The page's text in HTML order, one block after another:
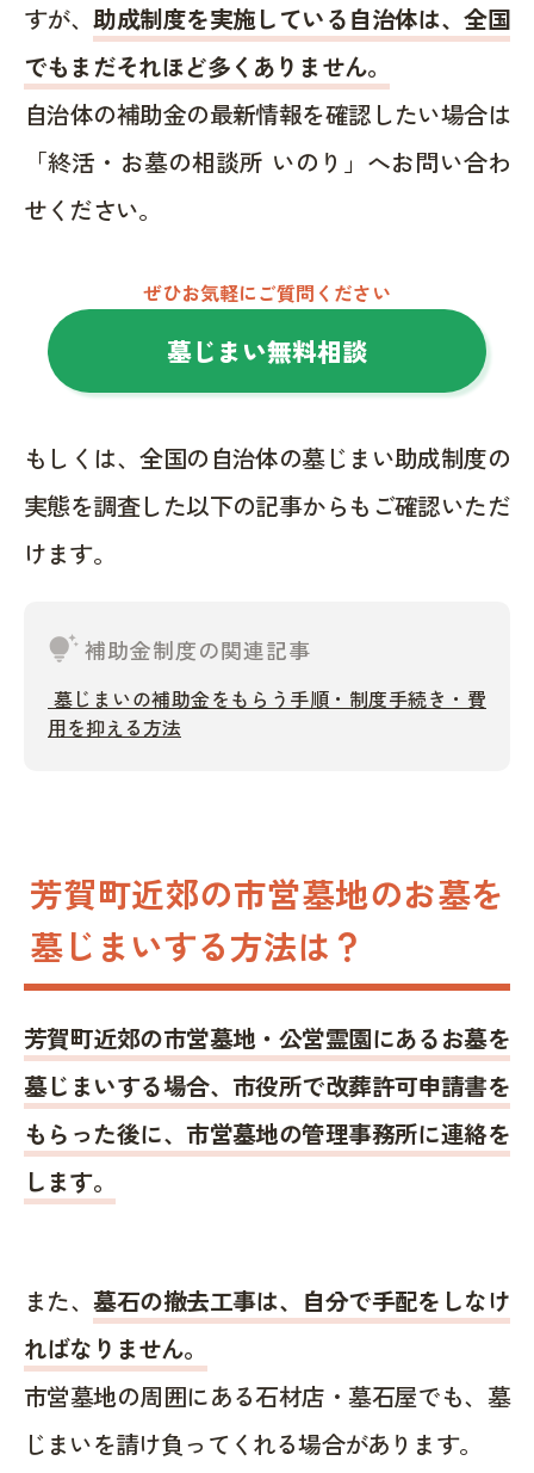
すが、助成制度を実施している自治体は、全国
でもまだそれほど多くありません。
自治体の補助金の最新情報を確認したい場合は
「終活・お墓の相談所 いのり」へお問い合わ
せください。
ぜひお気軽にご質問ください
墓じまい無料相談
もしくは、全国の自治体の墓じまい助成制度の
実態を調査した以下の記事からもご確認いただ
けます。
tips_and_updates補助金制度の関連記事
墓じまいの補助金をもらう手順・制度手続き・費
用を抑える方法
芳賀町近郊の市営墓地のお墓を
墓じまいする方法は？
芳賀町近郊の市営墓地・公営霊園にあるお墓を
墓じまいする場合、市役所で改葬許可申請書を
もらった後に、市営墓地の管理事務所に連絡を
します。
また、墓石の撤去工事は、自分で手配をしなけ
ればなりません。
市営墓地の周囲にある石材店・墓石屋でも、墓
じまいを請け負ってくれる場合があります。